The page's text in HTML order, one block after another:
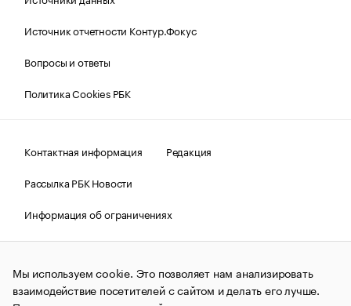
Источник отчетности Контур.Фокус
Вопросы и ответы
Политика Cookies РБК
Контактная информация
Редакция
Рассылка РБК Новости
Информация об ограничениях
Правовая информация
О соблюдении авторских прав
© АО «РОСБИЗНЕСКОНСАЛТИНГ»,1995–2026.Сообщения
и материалы информационного агентства «РБК»
(зарегистрировано Федеральной службой по надзору в сфере
Мы используем cookie. Это позволяет нам анализировать
взаимодействие посетителей с сайтом и делать его лучше.